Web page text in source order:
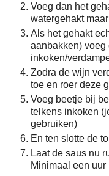
Voeg dan het
watergehakt
Als het gehakt
aanbakken) voeg
inkoken/
Zodra de wijn
toe en roer deze
Voeg beetje bij
telkens inkoken
gebruiken)
En ten slotte de
Laat de saus nu
Minimaal een